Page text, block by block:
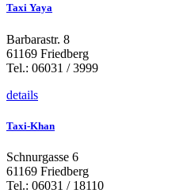
Taxi Yaya
Barbarastr. 8
61169 Friedberg
Tel.: 06031 / 3999
details
Taxi-Khan
Schnurgasse 6
61169 Friedberg
Tel.: 06031 / 18110